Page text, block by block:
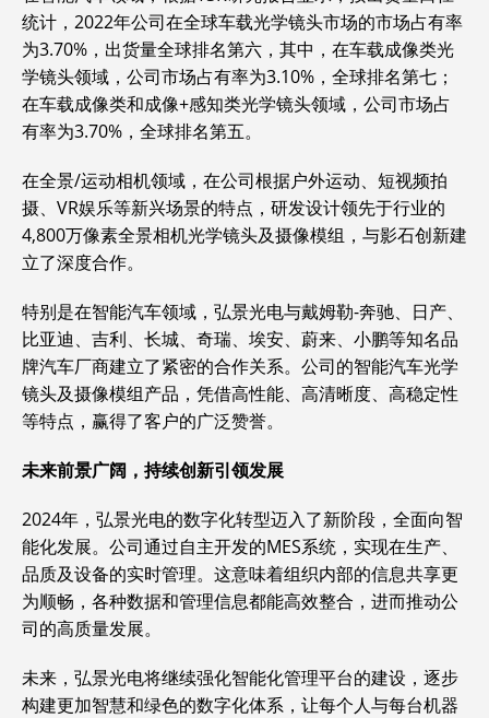
统计，2022年公司在全球车载光学镜头市场的市场占有率
为3.70%，出货量全球排名第六，其中，在车载成像类光
学镜头领域，公司市场占有率为3.10%，全球排名第七；
在车载成像类和成像+感知类光学镜头领域，公司市场占
有率为3.70%，全球排名第五。
在全景/运动相机领域，在公司根据户外运动、短视频拍
摄、VR娱乐等新兴场景的特点，研发设计领先于行业的
4,800万像素全景相机光学镜头及摄像模组，与影石创新建
立了深度合作。
特别是在智能汽车领域，弘景光电与戴姆勒-奔驰、日产、
比亚迪、吉利、长城、奇瑞、埃安、蔚来、小鹏等知名品
牌汽车厂商建立了紧密的合作关系。公司的智能汽车光学
镜头及摄像模组产品，凭借高性能、高清晰度、高稳定性
等特点，赢得了客户的广泛赞誉。
未来前景广阔，持续创新引领发展
2024年，弘景光电的数字化转型迈入了新阶段，全面向智
能化发展。公司通过自主开发的MES系统，实现在生产、
品质及设备的实时管理。这意味着组织内部的信息共享更
为顺畅，各种数据和管理信息都能高效整合，进而推动公
司的高质量发展。
未来，弘景光电将继续强化智能化管理平台的建设，逐步
构建更加智慧和绿色的数字化体系，让每个人与每台机器